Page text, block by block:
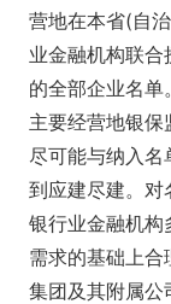
营地在本省(自
业金融机构联
的全部企业名
主要经营地银
尽可能与纳入名
到应建尽建。对
银行业金融机构
需求的基础上
集团及其附属公